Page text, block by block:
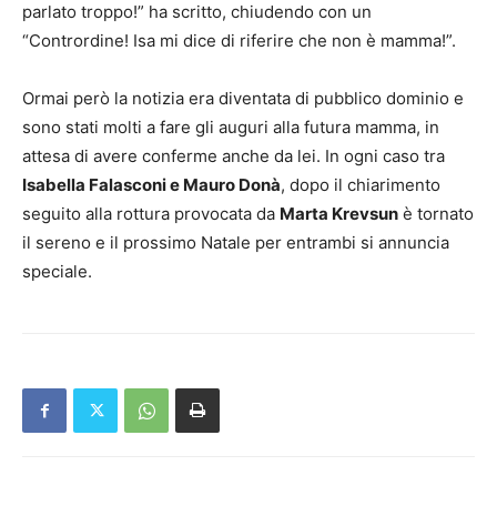
parlato troppo!” ha scritto, chiudendo con un
“Contrordine! Isa mi dice di riferire che non è mamma!”.
Ormai però la notizia era diventata di pubblico dominio e
sono stati molti a fare gli auguri alla futura mamma, in
attesa di avere conferme anche da lei. In ogni caso tra
Isabella Falasconi e Mauro Donà, dopo il chiarimento
seguito alla rottura provocata da Marta Krevsun è tornato
il sereno e il prossimo Natale per entrambi si annuncia
speciale.